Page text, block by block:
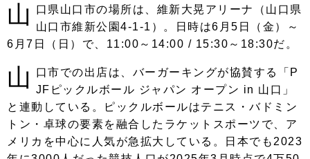
山
口県山口市の場所は、維新大晃アリーナ（山口県
山口市維新公園4-1-1）。日時は6月5日（金）～
6月7日（日）で、11:00～14:00 / 15:30～18:30だ。
山
口市での出店は、バーガーキングが協賛する「P
JFピックルボール ジャパン オープン in 山口」
と連動している。ピックルボールはテニス・バドミン
トン・卓球の要素を融合したラケットスポーツで、ア
メリカを中心に人気が急拡大している。日本でも2023